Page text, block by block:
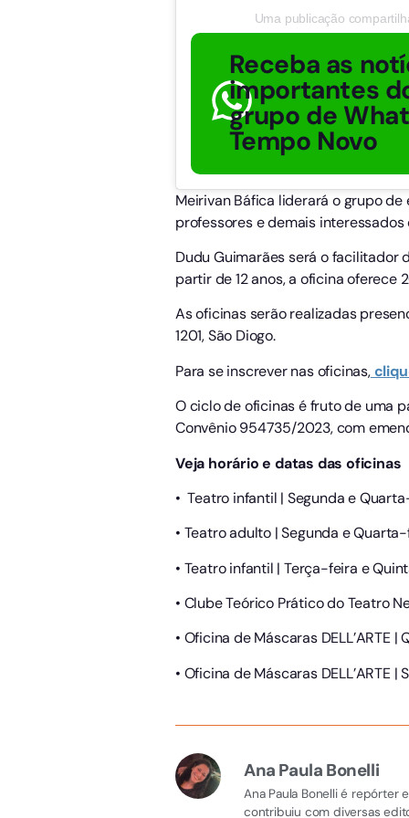
Uma publicação
Receba as
importantes
grupo de
Tempo Novo
Meirivan Báfica liderará o grupo de
professores e demais interessados
Dudu Guimarães será o facilitador
partir de 12 anos, a oficina oferece
As oficinas serão realizadas
1201, São Diogo.
Para se inscrever nas oficinas,
O ciclo de oficinas é fruto de uma
Convênio 954735/2023, com
Veja horário e datas das oficinas
• Teatro infantil | Segunda e
• Teatro adulto | Segunda e
• Teatro infantil | Terça-feira e
• Clube Teórico Prático do Teatro
• Oficina de Máscaras
• Oficina de Máscaras DELL’ARTE
Ana Paula Bonelli
Ana Paula Bonelli é repórter
contribuiu com diversas